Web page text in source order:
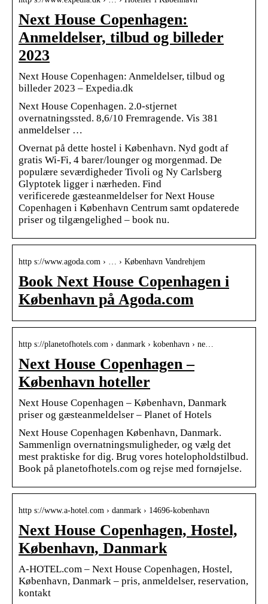
Next House Copenhagen:
Anmeldelser, tilbud og billeder
2023
Next House Copenhagen: Anmeldelser, tilbud og
billeder 2023 – Expedia.dk
Next House Copenhagen. 2.0-stjernet
overnatningssted. 8,6/10 Fremragende. Vis 381
anmeldelser …
Overnat på dette hostel i København. Nyd godt af
gratis Wi-Fi, 4 barer/lounger og morgenmad. De
populære seværdigheder Tivoli og Ny Carlsberg
Glyptotek ligger i nærheden. Find
verificerede gæsteanmeldelser for Next House
Copenhagen i København Centrum samt opdaterede
priser og tilgængelighed – book nu.
http s://www.agoda.com › … › København Vandrehjem
Book Next House Copenhagen i
København på Agoda.com
http s://planetofhotels.com › danmark › kobenhavn › ne…
Next House Copenhagen –
København hoteller
Next House Copenhagen – København, Danmark
priser og gæsteanmeldelser – Planet of Hotels
Next House Copenhagen København, Danmark.
Sammenlign overnatningsmuligheder, og vælg det
mest praktiske for dig. Brug vores hotelopholdstilbud.
Book på planetofhotels.com og rejse med fornøjelse.
http s://www.a-hotel.com › danmark › 14696-kobenhavn
Next House Copenhagen, Hostel,
København, Danmark
A-HOTEL.com – Next House Copenhagen, Hostel,
København, Danmark – pris, anmeldelser, reservation,
kontakt